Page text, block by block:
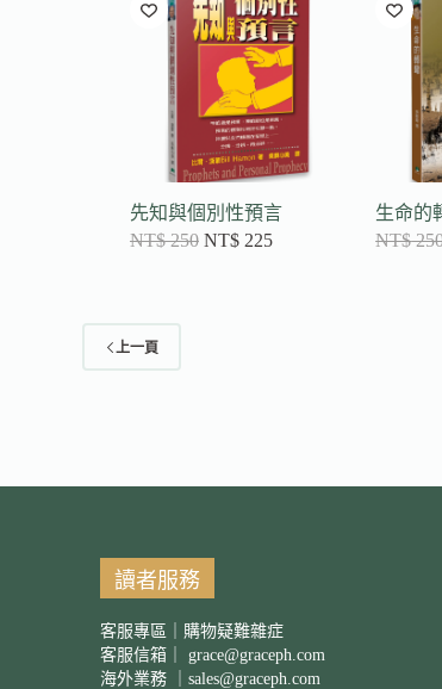
先知與個別性預言
NT$250 NT$225
生命的
NT$
上一頁
讀者服務
客服專區｜購物疑難雜症
客服信箱｜ grace@graceph.com
海外業務 ｜ sales@graceph.com